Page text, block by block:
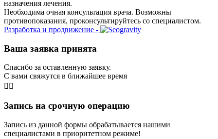
назначения лечения.
Необходима очная консультация врача. Возможны
противопоказания, проконсультируйтесь со специалистом.
Разработка и продвижение -
Ваша заявка принята
Спасибо за оставленную заявку.
С вами свяжутся в ближайшее время
👨‍⚕️
Запись на срочную операцию
Запись из данной формы обрабатывается нашими
специалистами в приоритетном режиме!